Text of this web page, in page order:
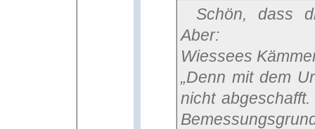
Schön, dass die Kommunen verloren haben.
Aber:
Wiessees
„Denn mit dem
nicht